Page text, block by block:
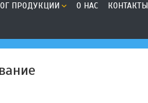
ПРОДУКЦИИ О НАС КОНТАКТЫ